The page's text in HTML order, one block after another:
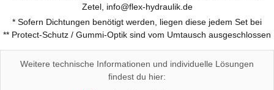
Zetel, info@flex-hydraulik.de
* Sofern Dichtungen benötigt werden, liegen diese jedem Set bei
** Protect-Schutz / Gummi-Optik sind vom Umtausch ausgeschlossen
Weitere technische Informationen und individuelle Lösungen
findest du hier: